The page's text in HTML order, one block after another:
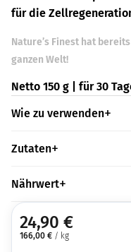
für die
Nature’s Finest hat
ganzen Welt!
Netto 150 g | für 30
Wie zu verwenden
Zutaten
Nährwert
24,90 €
166,00 € / kg